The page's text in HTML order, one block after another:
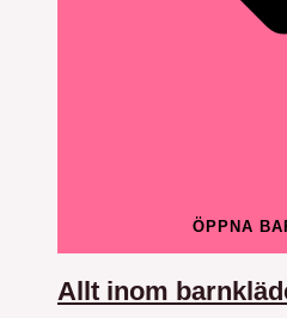
ÖPPNA
Allt inom